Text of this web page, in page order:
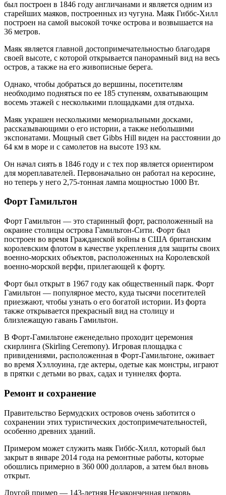
был построен в 1846 году англичанами и является одним из
старейших маяков, построенных из чугуна. Маяк Гиббс-Хилл
построен на самой высокой точке острова и возвышается на
36 метров.
Маяк является главной достопримечательностью благодаря
своей высоте, с которой открывается панорамный вид на весь
остров, а также на его живописные берега.
Однако, чтобы добраться до вершины, посетителям
необходимо подняться по ее 185 ступеням, охватывающим
восемь этажей с несколькими площадками для отдыха.
Маяк украшен несколькими мемориальными досками,
рассказывающими о его истории, а также небольшими
экспонатами. Мощный свет Gibbs Hill виден на расстоянии до
64 км в море и с самолетов на высоте 193 км.
Он начал сиять в 1846 году и с тех пор является ориентиром
для мореплавателей. Первоначально он работал на керосине,
но теперь у него 2,75-тонная лампа мощностью 1000 Вт.
Форт Гамильтон
Форт Гамильтон — это старинный форт, расположенный на
окраине столицы острова Гамильтон-Сити. Форт был
построен во время Гражданской войны в США британским
королевским флотом в качестве укрепления для защиты своих
военно-морских объектов, расположенных на Королевской
военно-морской верфи, прилегающей к форту.
Форт был открыт в 1967 году как общественный парк. Форт
Гамильтон — популярное место, куда тысячи посетителей
приезжают, чтобы узнать о его богатой истории. Из форта
также открывается прекрасный вид на столицу и
близлежащую гавань Гамильтон.
В Форт-Гамильтоне еженедельно проходит церемония
скирлинга (Skirling Ceremony). Игровая площадка с
привидениями, расположенная в Форт-Гамильтоне, оживает
во время Хэллоуина, где актеры, одетые как монстры, играют
в прятки с детьми во рвах, садах и туннелях форта.
Ремонт и сохранение
Правительство Бермудских островов очень заботится о
сохранении этих туристических достопримечательностей,
особенно древних зданий.
Примером может служить маяк Гиббс-Хилл, который был
закрыт в январе 2014 года на ремонтные работы, которые
обошлись примерно в 360 000 долларов, а затем был вновь
открыт.
Другой пример — 143-летняя Незаконченная церковь